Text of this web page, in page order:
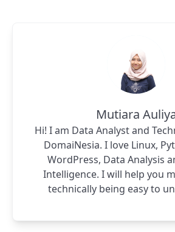
Mutiara
Hi! I am Data Analyst and
DomaiNesia. I love Linux,
WordPress, Data Analysis
Intelligence. I will help you
technically being easy to